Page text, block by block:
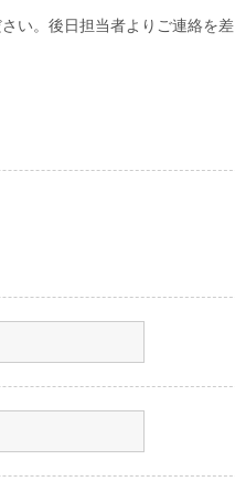
い。後日担当者よりご連絡を差